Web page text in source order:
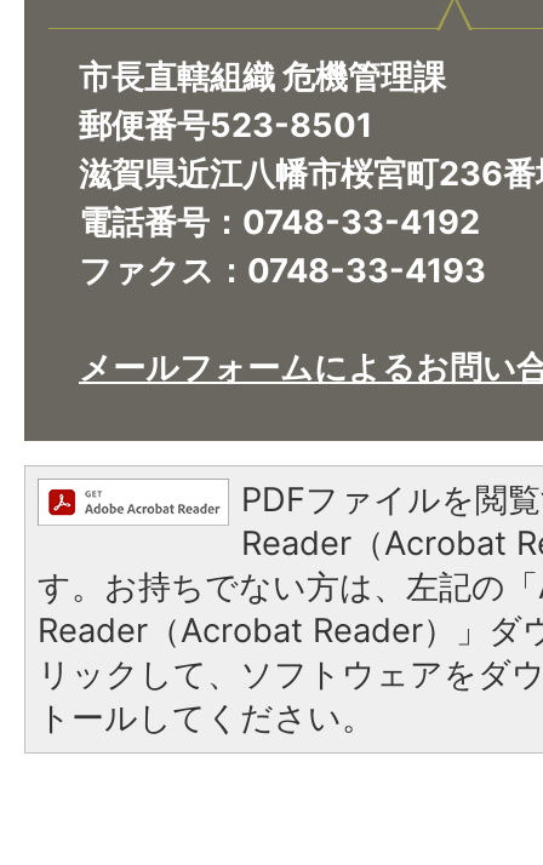
市長直轄組織 危機管理課
郵便番号523-8501
滋賀県近江八幡市桜宮町236番
​​​​​​​電話番号：0748-33-4192
ファクス：0748-33-4193
メールフォームによるお問い
PDFファイルを閲
Reader（Acrobat
す。お持ちでない方は、左記の
Reader（Acrobat Reader）」ダ
リックして、ソフトウェアをダ
トールしてください。